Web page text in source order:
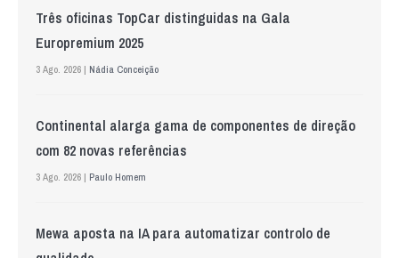
Três oficinas TopCar distinguidas na Gala
Europremium 2025
3 Ago. 2026 | Nádia Conceição
Continental alarga gama de componentes de direção
com 82 novas referências
3 Ago. 2026 | Paulo Homem
Mewa aposta na IA para automatizar controlo de